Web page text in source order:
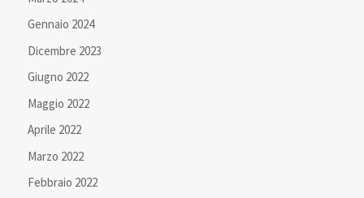
Gennaio 2024
Dicembre 2023
Giugno 2022
Maggio 2022
Aprile 2022
Marzo 2022
Febbraio 2022